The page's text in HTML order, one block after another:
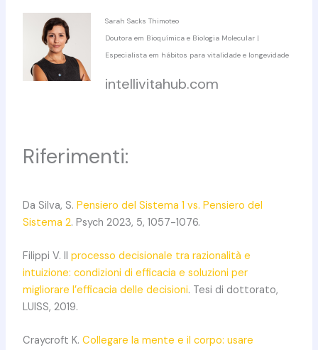
Sarah Sacks Thimoteo
Doutora em Bioquímica e Biologia Molecular |
Especialista em hábitos para vitalidade e longevidade
intellivitahub.com
Riferimenti:
Da Silva, S. Pensiero del Sistema 1 vs. Pensiero del
Sistema 2. Psych 2023, 5, 1057-1076.
Filippi V. Il processo decisionale tra razionalità e
intuizione: condizioni di efficacia e soluzioni per
migliorare l’efficacia delle decisioni. Tesi di dottorato,
LUISS, 2019.
Craycroft K. Collegare la mente e il corpo: usare